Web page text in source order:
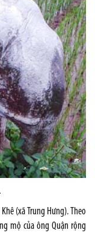
(xã Trung Hưng). Theo
mộ của ông Quận rộng